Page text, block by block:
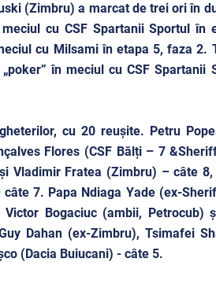
(Zimbru) a marcat de trei ori în
cu CSF Spartanii Sportul în
cu Milsami în etapa 5, faza 2.
în meciul cu CSF Spartanii
cu 20 reușite. Petru
Flores (CSF Bălți – 7
Vladimir Fratea (Zimbru) – câte
7. Papa Ndiaga Yade (ex-
Bogaciuc (ambii, Petrocub)
Dahan (ex-Zimbru), Tsimafei
(Dacia Buiucani) - câte 5.